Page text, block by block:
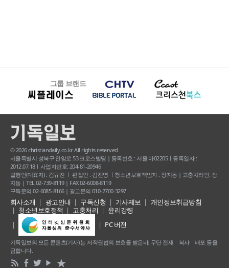
그룹 브랜드
© 2026 christiandaily.co.kr All rights reserved.
서울특별시 성북구 안암로 53 크로스빌딩 | 등록번호 : 서울 아02205ㅣ등록일자 :
2012.07.18ㅣ사업자번호: 204-81-20946
발행인(대표자) : 김규진 ㅣ 편집인 : 김진영 ㅣ청소년보호책임자 : 장지동 | 고충처리인: 장
지동 | TEL 02-739-8119 | FAX 02-6008-8119
구독문의 02-6085-8166 | 광고문의 010-2700-3297
회사소개 광고안내 구독신청 기사제보
개인정보취급방침
청소년보호정책
고충처리
윤리강령
PC 버전
기독일보의 모든 콘텐츠(기사) 는 저작권법의 보호를 받은바, 무단 전재ㆍ복사ㆍ배포 등을
금합니다.